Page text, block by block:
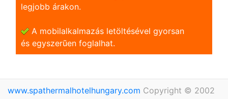
legjobb árakon.
A mobilalkalmazás letöltésével gyorsan
és egyszerũen foglalhat.
www.spathermalhotelhungary.com Copyright © 2002